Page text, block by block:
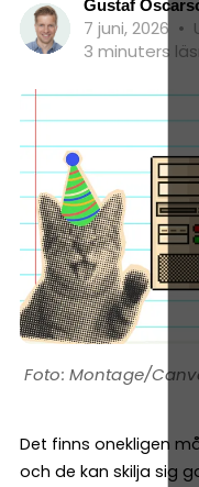
Gustaf
7 juni, 2026 •
3 minuters
Montage/
Det finns onekligen
och de kan skilja sig